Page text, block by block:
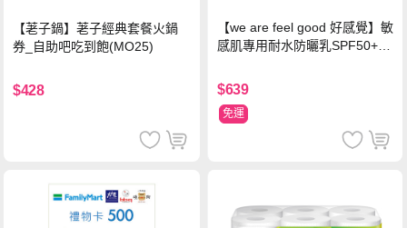
【荖子鍋】荖子經典套餐火鍋
券_自助吧吃到飽(MO25)
$428
【we are feel good 好感覺】敏
感肌專用耐水防曬乳SPF50+ 7
$639
免運